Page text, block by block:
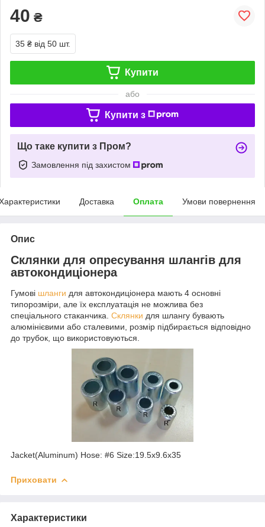
40 ₴
35 ₴ від 50 шт.
Купити
або
Купити з
Що таке купити з Пром?
Замовлення під захистом
Доставка Оплата Умови повернення
Опис
Склянки для опресування шлангів для
автокондиціонера
Гумові шланги для автокондиціонера мають 4 основні
типорозміри, але їх експлуатація не можлива без
спеціального стаканчика. Склянки для шлангу бувають
алюмінієвими або сталевими, розмір підбирається відповідно
до трубок, що використовуються.
Jacket(Aluminum) Hose: #6 Size:19.5x9.6x35
Приховати
Характеристики